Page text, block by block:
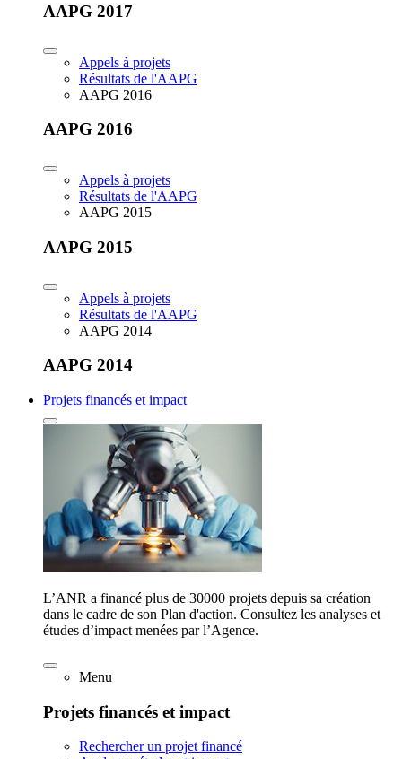
AAPG 2017
Appels à projets
Résultats de l'AAPG
AAPG 2016
AAPG 2016
Appels à projets
Résultats de l'AAPG
AAPG 2015
AAPG 2015
Appels à projets
Résultats de l'AAPG
AAPG 2014
AAPG 2014
Projets financés et impact
L’ANR a financé plus de 30000 projets depuis sa création
dans le cadre de son Plan d'action. Consultez les analyses et
études d’impact menées par l’Agence.
Menu
Projets financés et impact
Rechercher un projet financé